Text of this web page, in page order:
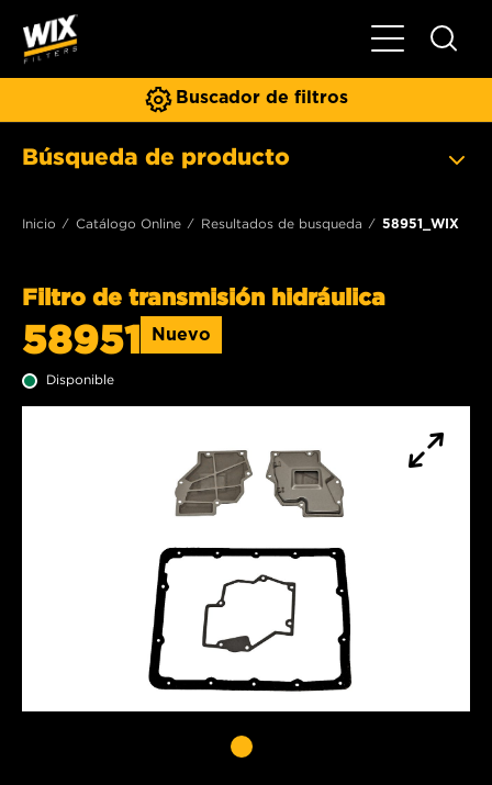
Toggle
Buscador de filtros
Búsqueda de producto
Inicio Catálogo Online Resultados de busqueda 58951_WIX
Filtro de transmisión hidráulica
58951 Nuevo
Disponible